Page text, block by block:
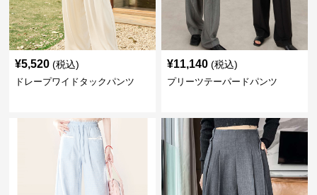
¥5,520 (税込)
ドレープワイドタックパンツ
¥11,140 (税込)
プリーツテーパードパンツ